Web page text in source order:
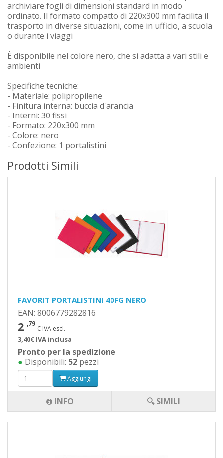
archiviare fogli di dimensioni standard in modo
ordinato. Il formato compatto di 220x300 mm facilita il
trasporto in diverse situazioni, come in ufficio, a scuola
o durante i viaggi
È disponibile nel colore nero, che si adatta a vari stili e
ambienti
Specifiche tecniche:
- Materiale: polipropilene
- Finitura interna: buccia d'arancia
- Interni: 30 fissi
- Formato: 220x300 mm
- Colore: nero
- Confezione: 1 portalistini
Prodotti Simili
FAVORIT PORTALISTINI 40FG NERO
EAN: 8006779282816
2 ,79
€ IVA escl.
3,40€ IVA inclusa
Pronto per la spedizione
● Disponibili: 52 pezzi
Aggiungi
INFO 🔍 SIMILI